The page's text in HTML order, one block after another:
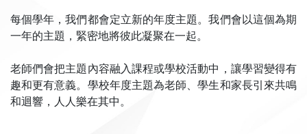
每個學年，我們都會定立新的年度主題。我們會以這個為期
一年的主題，緊密地將彼此凝聚在一起。
老師們會把主題內容融入課程或學校活動中，讓學習變得有
趣和更有意義。學校年度主題為老師、學生和家長引來共鳴
和迴響，人人樂在其中。